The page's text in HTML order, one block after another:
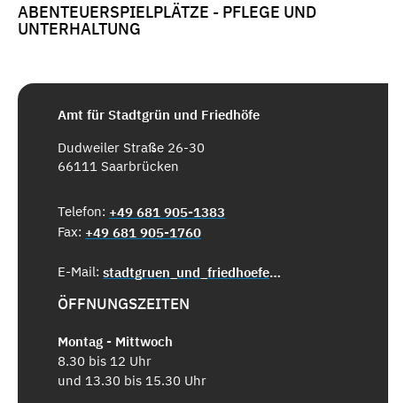
ABENTEUERSPIELPLÄTZE - PFLEGE UND
UNTERHALTUNG
Amt für Stadtgrün und Friedhöfe
Dudweiler Straße 26-30
66111 Saarbrücken
Telefon: +49 681 905-1383
Fax: +49 681 905-1760
E-Mail: stadtgruen_und_friedhoefe@saarbruecken.de
ÖFFNUNGSZEITEN
Montag - Mittwoch
8.30 bis 12 Uhr
und 13.30 bis 15.30 Uhr